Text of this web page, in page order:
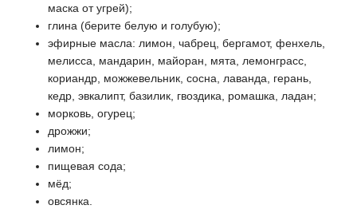
маска от угрей);
глина (берите белую и голубую);
эфирные масла: лимон, чабрец, бергамот, фенхель,
мелисса, мандарин, майоран, мята, лемонграсс,
кориандр, можжевельник, сосна, лаванда, герань,
кедр, эвкалипт, базилик, гвоздика, ромашка, ладан;
морковь, огурец;
дрожжи;
лимон;
пищевая сода;
мёд;
овсянка.